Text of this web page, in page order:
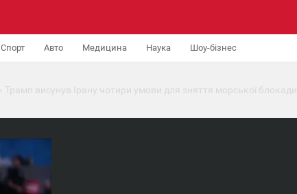
Спорт Авто Медицина Наука Шоу-бізнес
» Трамп висунув Ірану чотири умови для зняття морської блокади